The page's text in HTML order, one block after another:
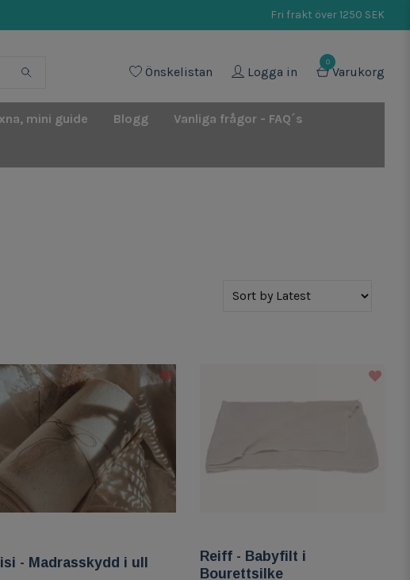
Fri frakt över 1250 SEK
Önskelistan Logga in
0
Varukorg
mini guide Blogg Vanliga frågor - FAQ´s
- Madrasskydd i ull
Reiff - Babyfilt i
Bourettsilke